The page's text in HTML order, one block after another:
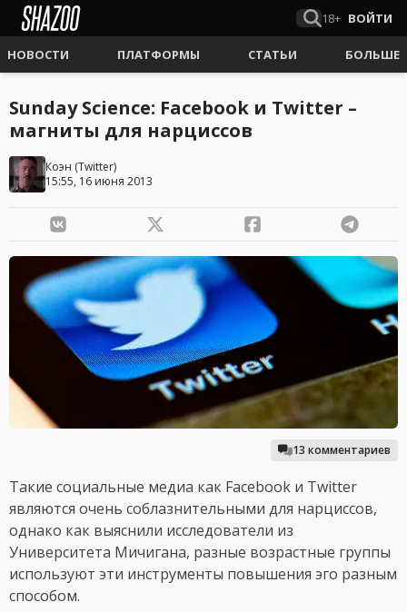
18+ ВОЙТИ
НОВОСТИ ПЛАТФОРМЫ СТАТЬИ БОЛЬШЕ
Sunday Science: Facebook и Twitter –
магниты для нарциссов
Коэн (Twitter)
15:55, 16 июня 2013
13 комментариев
Такие социальные медиа как Facebook и Twitter
являются очень соблазнительными для нарциссов,
однако как выяснили исследователи из
Университета Мичигана, разные возрастные группы
используют эти инструменты повышения эго разным
способом.